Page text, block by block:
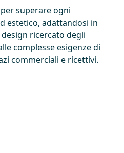
superare ogni
estetico, adattandosi in
ricercato degli
complesse esigenze di
commerciali e ricettivi.